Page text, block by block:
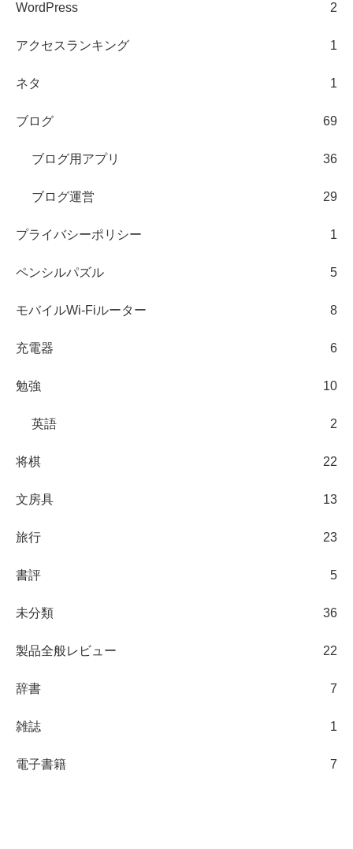
WordPress 2
アクセスランキング 1
ネタ 1
ブログ 69
ブログ用アプリ 36
ブログ運営 29
プライバシーポリシー 1
ペンシルパズル 5
モバイルWi-Fiルーター 8
充電器 6
勉強 10
英語 2
将棋 22
文房具 13
旅行 23
書評 5
未分類 36
製品全般レビュー 22
辞書 7
雑誌 1
電子書籍 7